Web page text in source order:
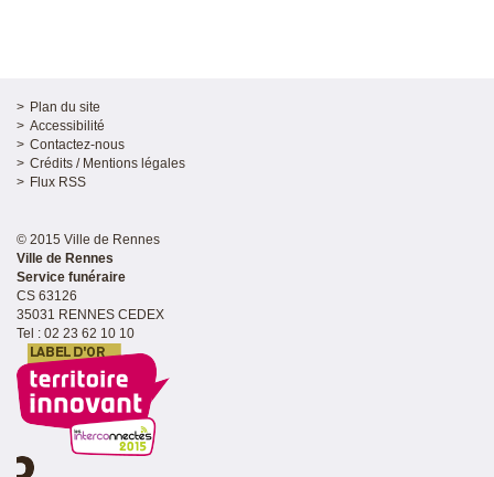
Plan du site
Accessibilité
Contactez-nous
Crédits / Mentions légales
Flux RSS
© 2015 Ville de Rennes
Ville de Rennes
Service funéraire
CS 63126
35031 RENNES CEDEX
Tel : 02 23 62 10 10